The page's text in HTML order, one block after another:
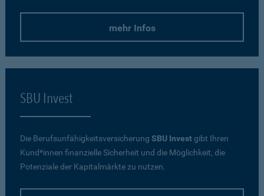
mehr Infos
SBU Invest
Die Berufsunfähigkeitsversicherung SBU Investgibt Ihren
Kund*innen finanzielle Sicherheit und die Möglichkeit, die
Potenziale der Kapitalmärkte zu nutzen.